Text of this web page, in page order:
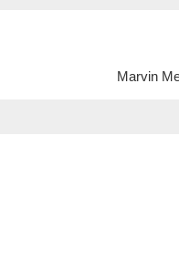
Marvin